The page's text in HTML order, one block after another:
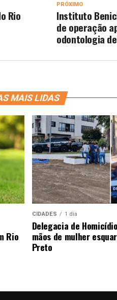
PRÓXIMO
Instituto
de operação
odontologia
Rio
MAIS LIDAS
Rio
CIDADES 1 dia
Delegacia de
mãos de mulher
Preto